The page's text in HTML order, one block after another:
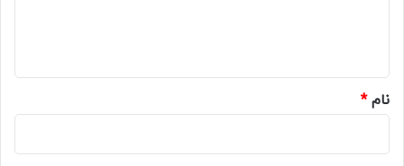
نام*